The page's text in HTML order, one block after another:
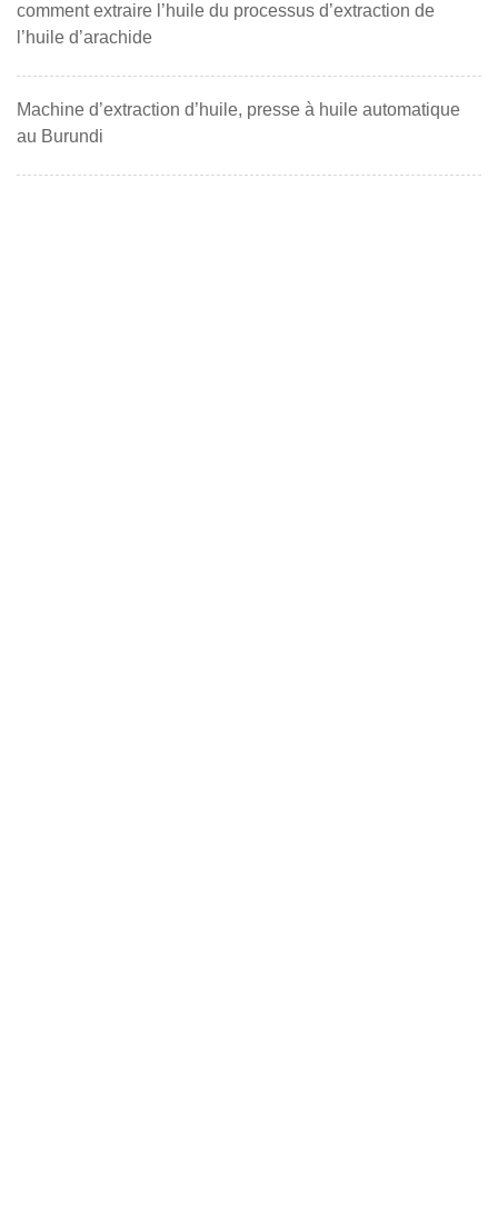
comment extraire l’huile du processus d’extraction de
l’huile d’arachide
Machine d’extraction d’huile, presse à huile automatique
au Burundi